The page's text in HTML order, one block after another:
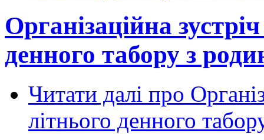
Організаційна
денного табору з
Читати далі про
літнього денного